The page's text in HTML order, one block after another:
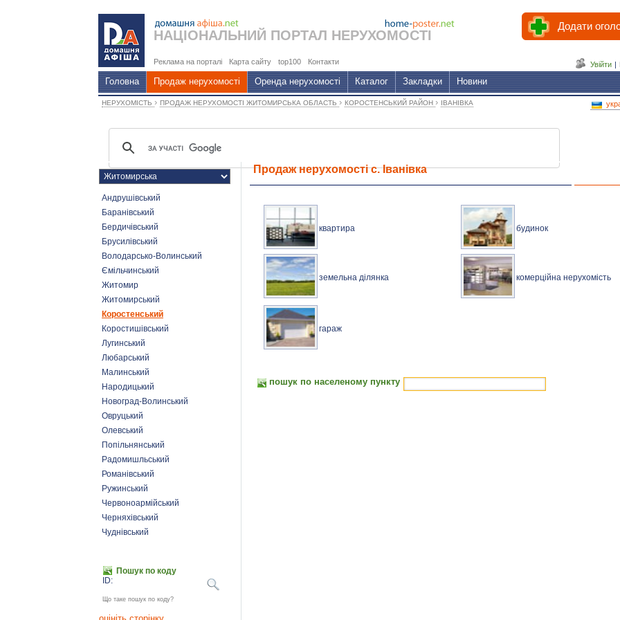
НАЦІОНАЛЬНИЙ ПОРТАЛ НЕРУХОМОСТІ
Додати
Реклама на порталі Карта сайту top100 Контакти Увійти |
Головна Продаж нерухомості Оренда нерухомості Каталог Закладки Новини
НЕРУХОМІСТЬ › ПРОДАЖ НЕРУХОМОСТІ ЖИТОМИРСЬКА ОБЛАСТЬ › КОРОСТЕНСЬКИЙ РАЙОН › ІВАНІВКА
Андрушівський
Баранівський
Бердичівський
Брусилівський
Володарсько-Волинський
Ємільчинський
Житомир
Житомирський
Коростенський
Коростишівський
Лугинський
Любарський
Малинський
Народицький
Новоград-Волинський
Овруцький
Олевський
Попільнянський
Радомишльський
Романівський
Ружинський
Червоноармійський
Черняхівський
Чуднівський
Пошук по коду
ID:
Що таке пошук по коду?
Продаж нерухомості с. Іванівка
квартира будинок
земельна ділянка комерційна нерухомість
гараж
пошук по населеному пункту